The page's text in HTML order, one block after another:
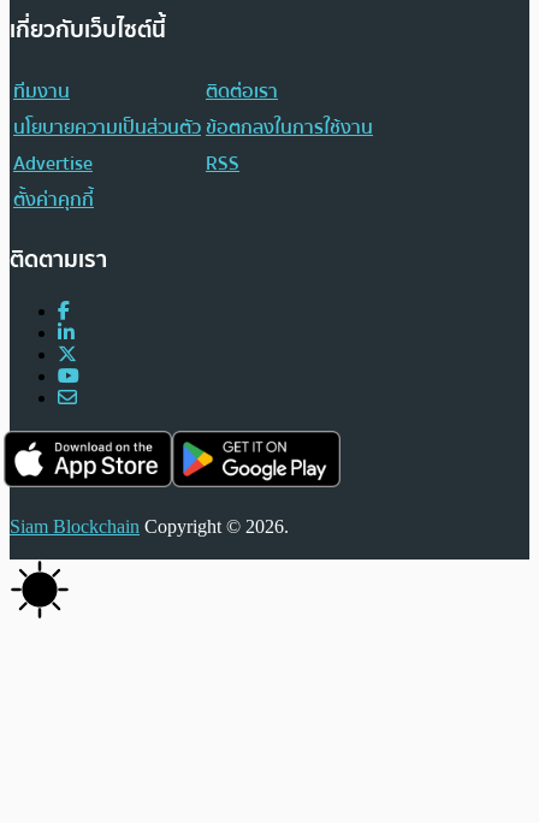
เกี่ยวกับเว็บไซต์นี้
ทีมงาน
ติดต่อเรา
นโยบายความเป็นส่วนตัวข้อตกลงในการใช้งาน
Advertise
RSS
ตั้งค่าคุกกี้
ติดตามเรา
Siam Blockchain Copyright © 2026.